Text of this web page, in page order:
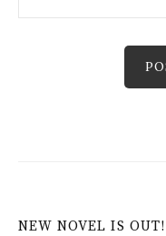
NEW NOVEL IS OUT!